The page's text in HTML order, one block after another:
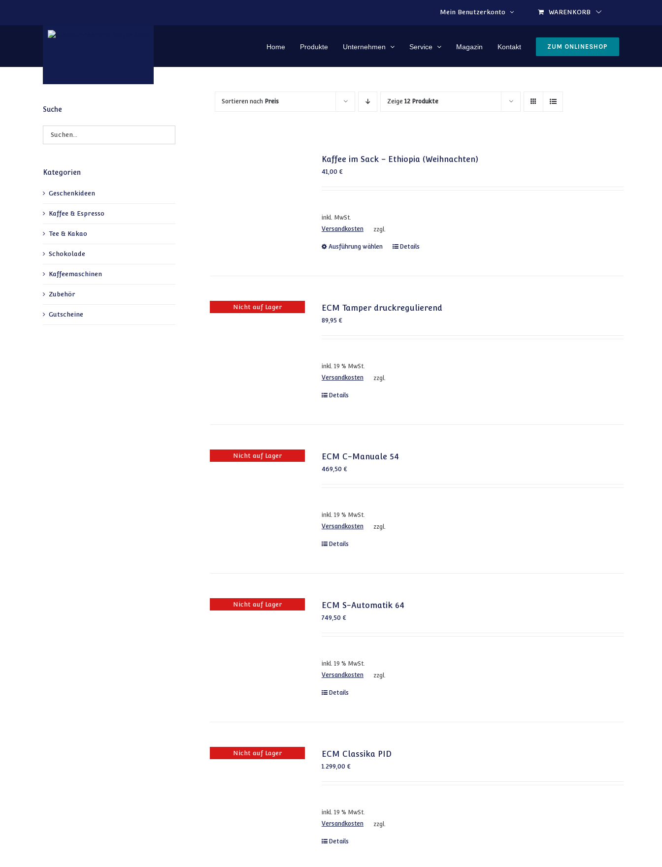
Mein Benutzerkonto
WARENKORB
Home Produkte Unternehmen Service Magazin Kontakt ZUM ONLINESHOP
Sortieren nach Preis Zeige12 Produkte
Kaffee im Sack – Ethiopia (Weihnachten)
41,00 €
inkl. MwSt.
zzgl.
Versandkosten
Ausführung wählen Dieses Produkt weist mehrere Varianten auf. Die Optionen können auf der
Details
Nicht auf Lager ECM Tamper druckregulierend
89,95 €
inkl. 19 % MwSt.
zzgl.
Versandkosten
Details
Nicht auf Lager ECM C-Manuale 54
469,50 €
inkl. 19 % MwSt.
zzgl.
Versandkosten
Details
Nicht auf Lager ECM S-Automatik 64
749,50 €
inkl. 19 % MwSt.
zzgl.
Versandkosten
Details
Nicht auf Lager ECM Classika PID
1.299,00 €
inkl. 19 % MwSt.
zzgl.
Versandkosten
Details
Suche
Kategorien
Geschenkideen
Kaffee & Espresso
Tee & Kakao
Schokolade
Kaffeemaschinen
Zubehör
Gutscheine